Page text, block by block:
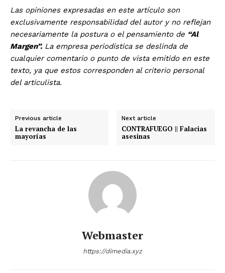
Las opiniones expresadas en este artículo son
exclusivamente responsabilidad del autor y no reflejan
necesariamente la postura o el pensamiento de “Al
Margen”. La empresa periodística se deslinda de
cualquier comentario o punto de vista emitido en este
texto, ya que estos corresponden al criterio personal
del articulista.
Previous article
La revancha de las
mayorías
Next article
CONTRAFUEGO || Falacias
asesinas
Webmaster
https://dimedia.xyz